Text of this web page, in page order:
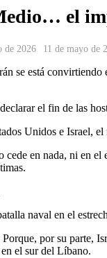
el
de 2026 11 de mayo de
se está
el fin de las
Unidos e Israel,
en nada, ni en
naval en el
por su parte,
el sur del Líbano.